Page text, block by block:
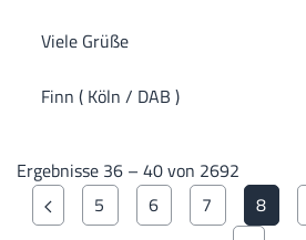
Viele Grüße
Finn ( Köln / DAB )
Ergebnisse 36 – 40 von 2692
5
6 7 8